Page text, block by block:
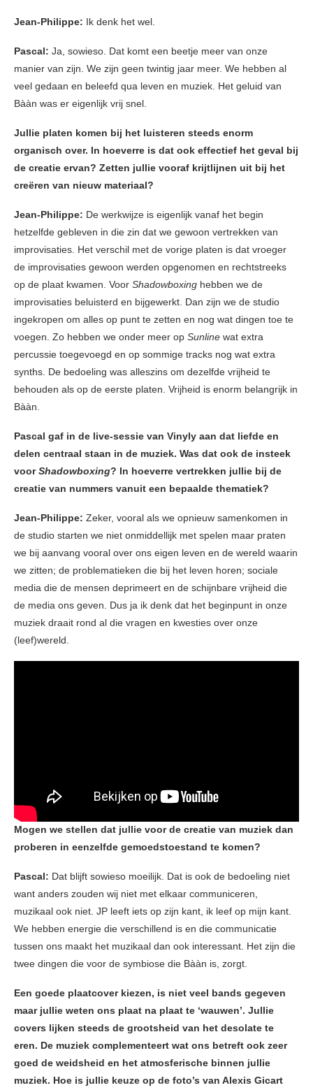
Jean-Philippe: Ik denk het wel.
Pascal: Ja, sowieso. Dat komt een beetje meer van onze
manier van zijn. We zijn geen twintig jaar meer. We hebben al
veel gedaan en beleefd qua leven en muziek. Het geluid van
Bààn was er eigenlijk vrij snel.
Jullie platen komen bij het luisteren steeds enorm
organisch over. In hoeverre is dat ook effectief het geval bij
de creatie ervan? Zetten jullie vooraf krijtlijnen uit bij het
creëren van nieuw materiaal?
Jean-Philippe: De werkwijze is eigenlijk vanaf het begin
hetzelfde gebleven in die zin dat we gewoon vertrekken van
improvisaties. Het verschil met de vorige platen is dat vroeger
de improvisaties gewoon werden opgenomen en rechtstreeks
op de plaat kwamen. Voor Shadowboxing hebben we de
improvisaties beluisterd en bijgewerkt. Dan zijn we de studio
ingekropen om alles op punt te zetten en nog wat dingen toe te
voegen. Zo hebben we onder meer op Sunline wat extra
percussie toegevoegd en op sommige tracks nog wat extra
synths. De bedoeling was alleszins om dezelfde vrijheid te
behouden als op de eerste platen. Vrijheid is enorm belangrijk in
Bààn.
Pascal gaf in de live-sessie van Vinyly aan dat liefde en
delen centraal staan in de muziek. Was dat ook de insteek
voorShadowboxing? In hoeverre vertrekken jullie bij de
creatie van nummers vanuit een bepaalde thematiek?
Jean-Philippe: Zeker, vooral als we opnieuw samenkomen in
de studio starten we niet onmiddellijk met spelen maar praten
we bij aanvang vooral over ons eigen leven en de wereld waarin
we zitten; de problematieken die bij het leven horen; sociale
media die de mensen deprimeert en de schijnbare vrijheid die
de media ons geven. Dus ja ik denk dat het beginpunt in onze
muziek draait rond al die vragen en kwesties over onze
(leef)wereld.
Mogen we stellen dat jullie voor de creatie van muziek dan
proberen in eenzelfde gemoedstoestand te komen?
Pascal: Dat blijft sowieso moeilijk. Dat is ook de bedoeling niet
want anders zouden wij niet met elkaar communiceren,
muzikaal ook niet. JP leeft iets op zijn kant, ik leef op mijn kant.
We hebben energie die verschillend is en die communicatie
tussen ons maakt het muzikaal dan ook interessant. Het zijn die
twee dingen die voor de symbiose die Bààn is, zorgt.
Een goede plaatcover kiezen, is niet veel bands gegeven
maar jullie weten ons plaat na plaat te ‘wauwen’. Jullie
covers lijken steeds de grootsheid van het desolate te
eren. De muziek complementeert wat ons betreft ook zeer
goed de weidsheid en het atmosferische binnen jullie
muziek. Hoe is jullie keuze op de foto’s van Alexis Gicart